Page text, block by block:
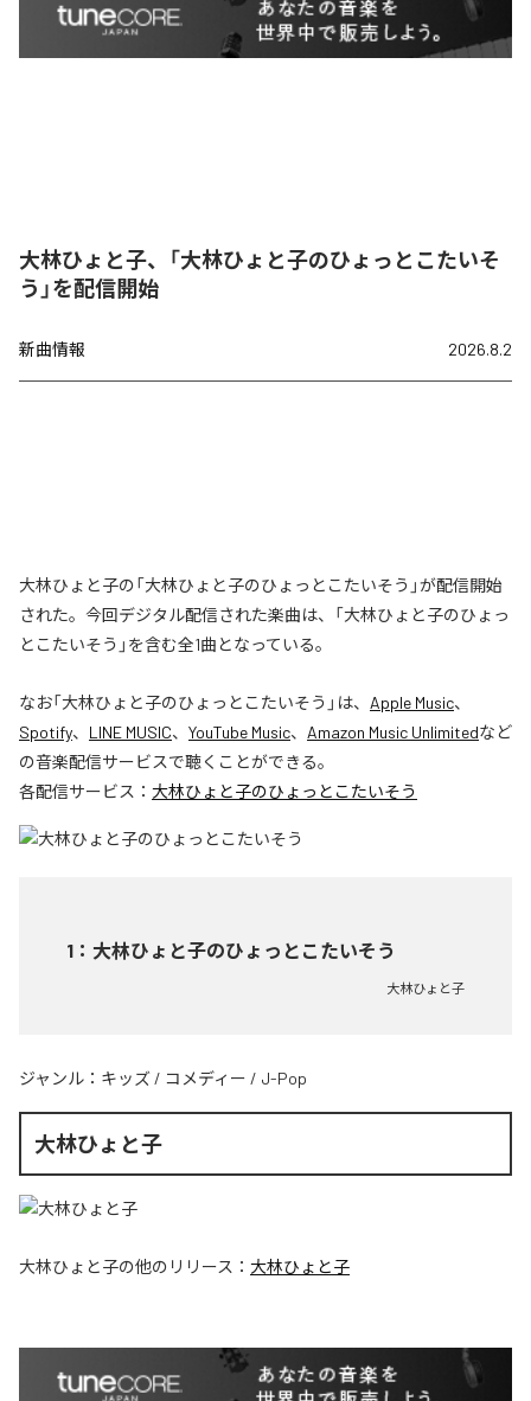
大林ひょと子、「大林ひょと子のひょっとこたいそ
う」を配信開始
新曲情報 2026.8.2
大林ひょと子の「大林ひょと子のひょっとこたいそう」が配信開始
された。今回デジタル配信された楽曲は、「大林ひょと子のひょっ
とこたいそう」を含む全1曲となっている。
なお「大林ひょと子のひょっとこたいそう 」は、 Apple Music、
Spotify、 LINE MUSIC、 YouTube Music、 Amazon Music Unlimitedなど
の音楽配信サービスで聴くことができる。
各配信サービス： 大林ひょと子のひょっとこたいそう
1 ： 大林ひょと子のひょっとこたいそう
大林ひょと子
ジャンル： キッズ / コメディー / J-Pop
大林ひょと子
大林ひょと子の他のリリース： 大林ひょと子